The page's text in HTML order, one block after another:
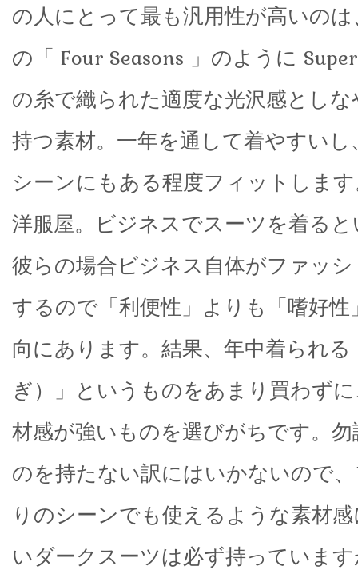
の人にとって最も汎用性が高いの
の「 Four Seasons 」のように
の糸で織られた適度な光沢感とし
持つ素材。一年を通して着やすい
シーンにもある程度フィットしま
洋服屋。ビジネスでスーツを着る
彼らの場合ビジネス自体がファッ
するので「利便性」よりも「嗜好
向にあります。結果、年中着られ
ぎ）」というものをあまり買わず
材感が強いものを選びがちです。
のを持たない訳にはいかないので
りのシーンでも使えるような素材
いダークスーツは必ず持っていま